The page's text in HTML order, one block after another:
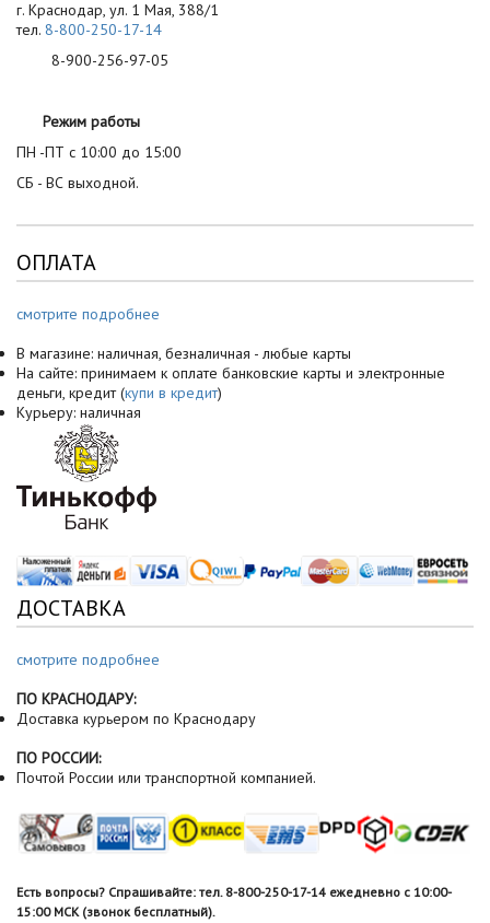
г. Краснодар, ул. 1 Мая, 388/1
тел. 8-800-250-17-14
8-900-256-97-05
Режим работы
ПН -ПТ с 10:00 до 15:00
СБ - ВС выходной.
ОПЛАТА
смотрите подробнее
В магазине: наличная, безналичная - любые карты
На сайте: принимаем к оплате банковские карты и электронные
деньги, кредит (купи в кредит)
Курьеру: наличная
ДОСТАВКА
смотрите подробнее
ПО КРАСНОДАРУ:
Доставка курьером по Краснодару
ПО РОССИИ:
Почтой России или транспортной компанией.
Есть вопросы? Спрашивайте: тел. 8-800-250-17-14 ежедневно с 10:00-
15:00 МСК (звонок бесплатный).